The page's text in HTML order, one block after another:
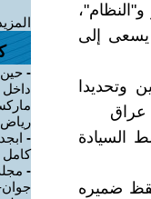
يسعى إلى
وتحديدا
عراق
السيادة
ضميره
-
داخل
-
-